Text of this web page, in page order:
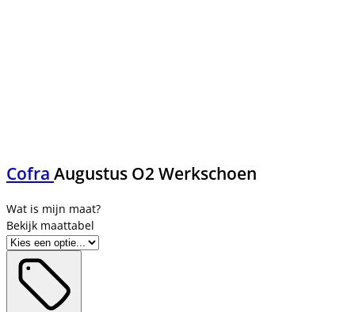
Cofra Augustus O2 Werkschoen
Bekijk maattabel